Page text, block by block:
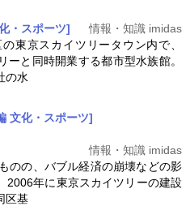
・スポーツ]
情報・知識 imidas
の東京スカイツリー タウン内で、
ーと同時開業する都市型水族館。
の水
文化・スポーツ]
情報・知識 imidas
のの、バブル経済の崩壊などの影
2006年に東京スカイツリーの建設
区基